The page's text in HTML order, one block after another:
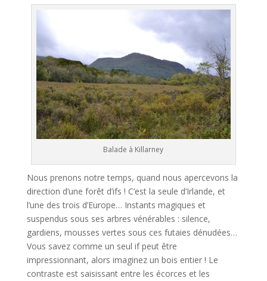
Balade à Killarney
Nous prenons notre temps, quand nous apercevons la
direction d’une forêt d’ifs ! C’est la seule d’Irlande, et
l’une des trois d’Europe… Instants magiques et
suspendus sous ses arbres vénérables : silence,
gardiens, mousses vertes sous ces futaies dénudées…
Vous savez comme un seul if peut être
impressionnant, alors imaginez un bois entier ! Le
contraste est saisissant entre les écorces et les